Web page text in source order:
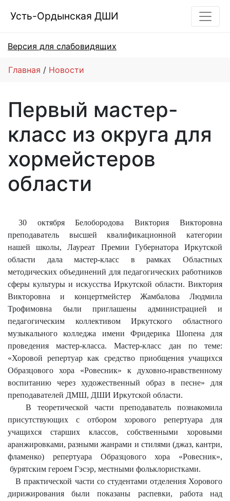
Усть-Ордынская ДШИ
Версия для слабовидящих
Главная Новости
Первый мастер-
класс из округа для
хормейстеров
области
30 октября Белобородова Виктория Викторовна
преподаватель высшей квалификационной категории
нашей школы, Лауреат Премии Губернатора Иркутской
области дала мастер-класс в рамках Областных
методических объединений для педагогических работников
сферы культуры и искусства Иркутской области. Виктория
Викторовна и концертмейстер Жамбалова Людмила
Трофимовна были приглашены администрацией и
педагогическим коллективом Иркутского областного
музыкального колледжа имени Фридерика Шопена для
проведения мастер-класса. Мастер-класс дан по теме:
«Хоровой репертуар как средство приобщения учащихся
Образцового хора «Ровесник» к духовно-нравственному
воспитанию через художественный образ в песне» для
преподавателей ДМШ, ДШИ Иркутской области.
В теоретической части преподаватель познакомила
присутствующих с отбором хорового репертуара для
учащихся старших классов, собственными хоровыми
аранжировками, разными жанрами и стилями (джаз, кантри,
фламенко) репертуара Образцового хора «Ровесник»,
бурятским героем Гэсэр, местными фольклористками.
В практической части со студентами отделения Хорового
дирижирования были показаны распевки, работа над